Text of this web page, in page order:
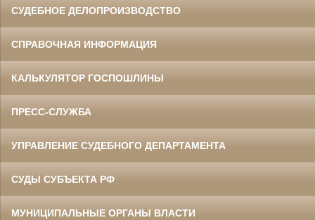
СУДЕБНОЕ ДЕЛОПРОИЗВОДСТВО
СПРАВОЧНАЯ ИНФОРМАЦИЯ
КАЛЬКУЛЯТОР ГОСПОШЛИНЫ
ПРЕСС-СЛУЖБА
УПРАВЛЕНИЕ СУДЕБНОГО ДЕПАРТАМЕНТА
СУДЫ СУБЪЕКТА РФ
МУНИЦИПАЛЬНЫЕ ОРГАНЫ ВЛАСТИ